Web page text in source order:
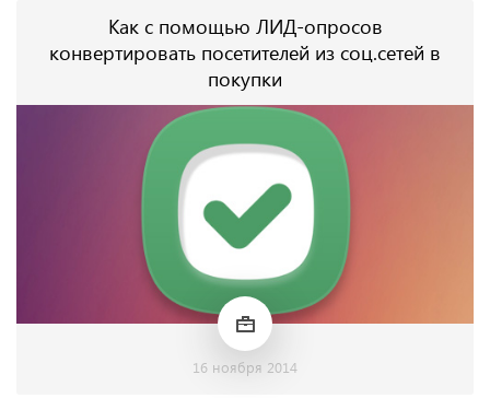
Как с помощью ЛИД-опросов
конвертировать посетителей из соц.сетей в
покупки
16 ноября 2014